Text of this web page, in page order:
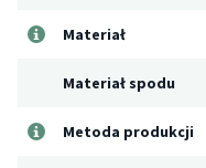
Materiał
Materiał spodu
Metoda produkcji